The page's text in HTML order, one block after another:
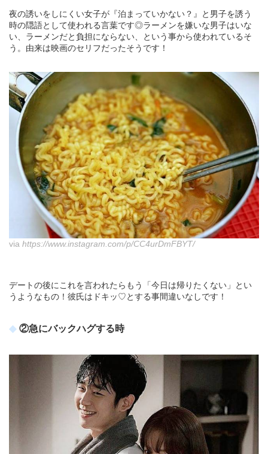
夜の誘いをしにくい女子が『泊まっていかない？』と男子を誘う
時の隠語として使われる言葉です◎ラーメンを嫌いな男子はいな
い、ラーメンだと負担にならない、という事から使われているそ
う。由来は映画のセリフだったそうです！
via https://www.instagram.com/p/CC4urDmFBYT/
デートの後にこれを言われたらもう「今日は帰りたくない」とい
うようなもの！彼氏はドキッ♡とする事間違いなしです！
②急にバックハグする時